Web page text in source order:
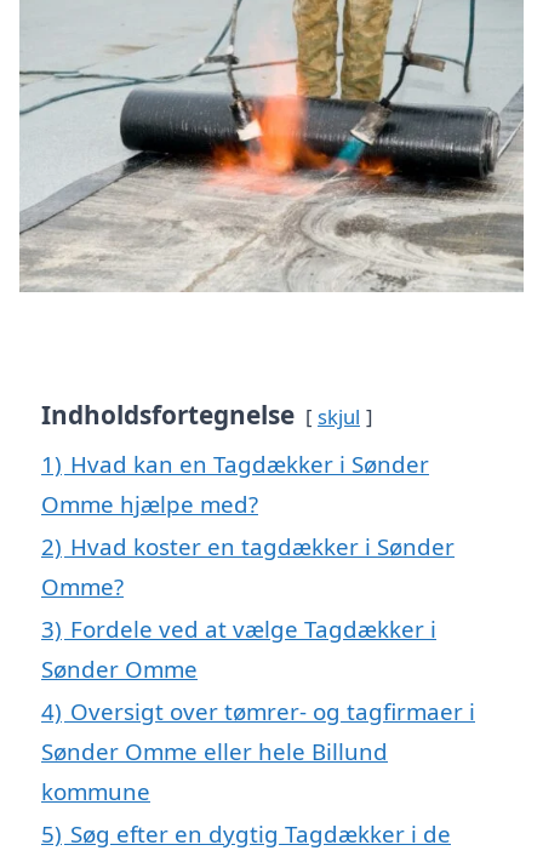
Indholdsfortegnelse skjul
1) Hvad kan en Tagdækker i Sønder
Omme hjælpe med?
2) Hvad koster en tagdækker i Sønder
Omme?
3) Fordele ved at vælge Tagdækker i
Sønder Omme
4) Oversigt over tømrer- og tagfirmaer i
Sønder Omme eller hele Billund
kommune
5) Søg efter en dygtig Tagdækker i de